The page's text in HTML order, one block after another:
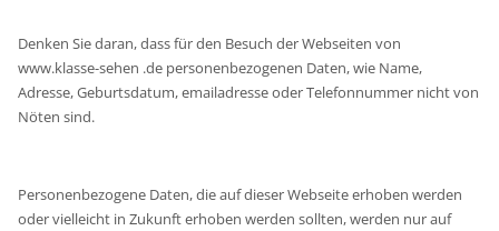
Denken Sie daran, dass für den Besuch der Webseiten von
www.klasse-sehen .de personenbezogenen Daten, wie Name,
Adresse, Geburtsdatum, emailadresse oder Telefonnummer nicht von
Nöten sind.
Personenbezogene Daten, die auf dieser Webseite erhoben werden
oder vielleicht in Zukunft erhoben werden sollten, werden nur auf